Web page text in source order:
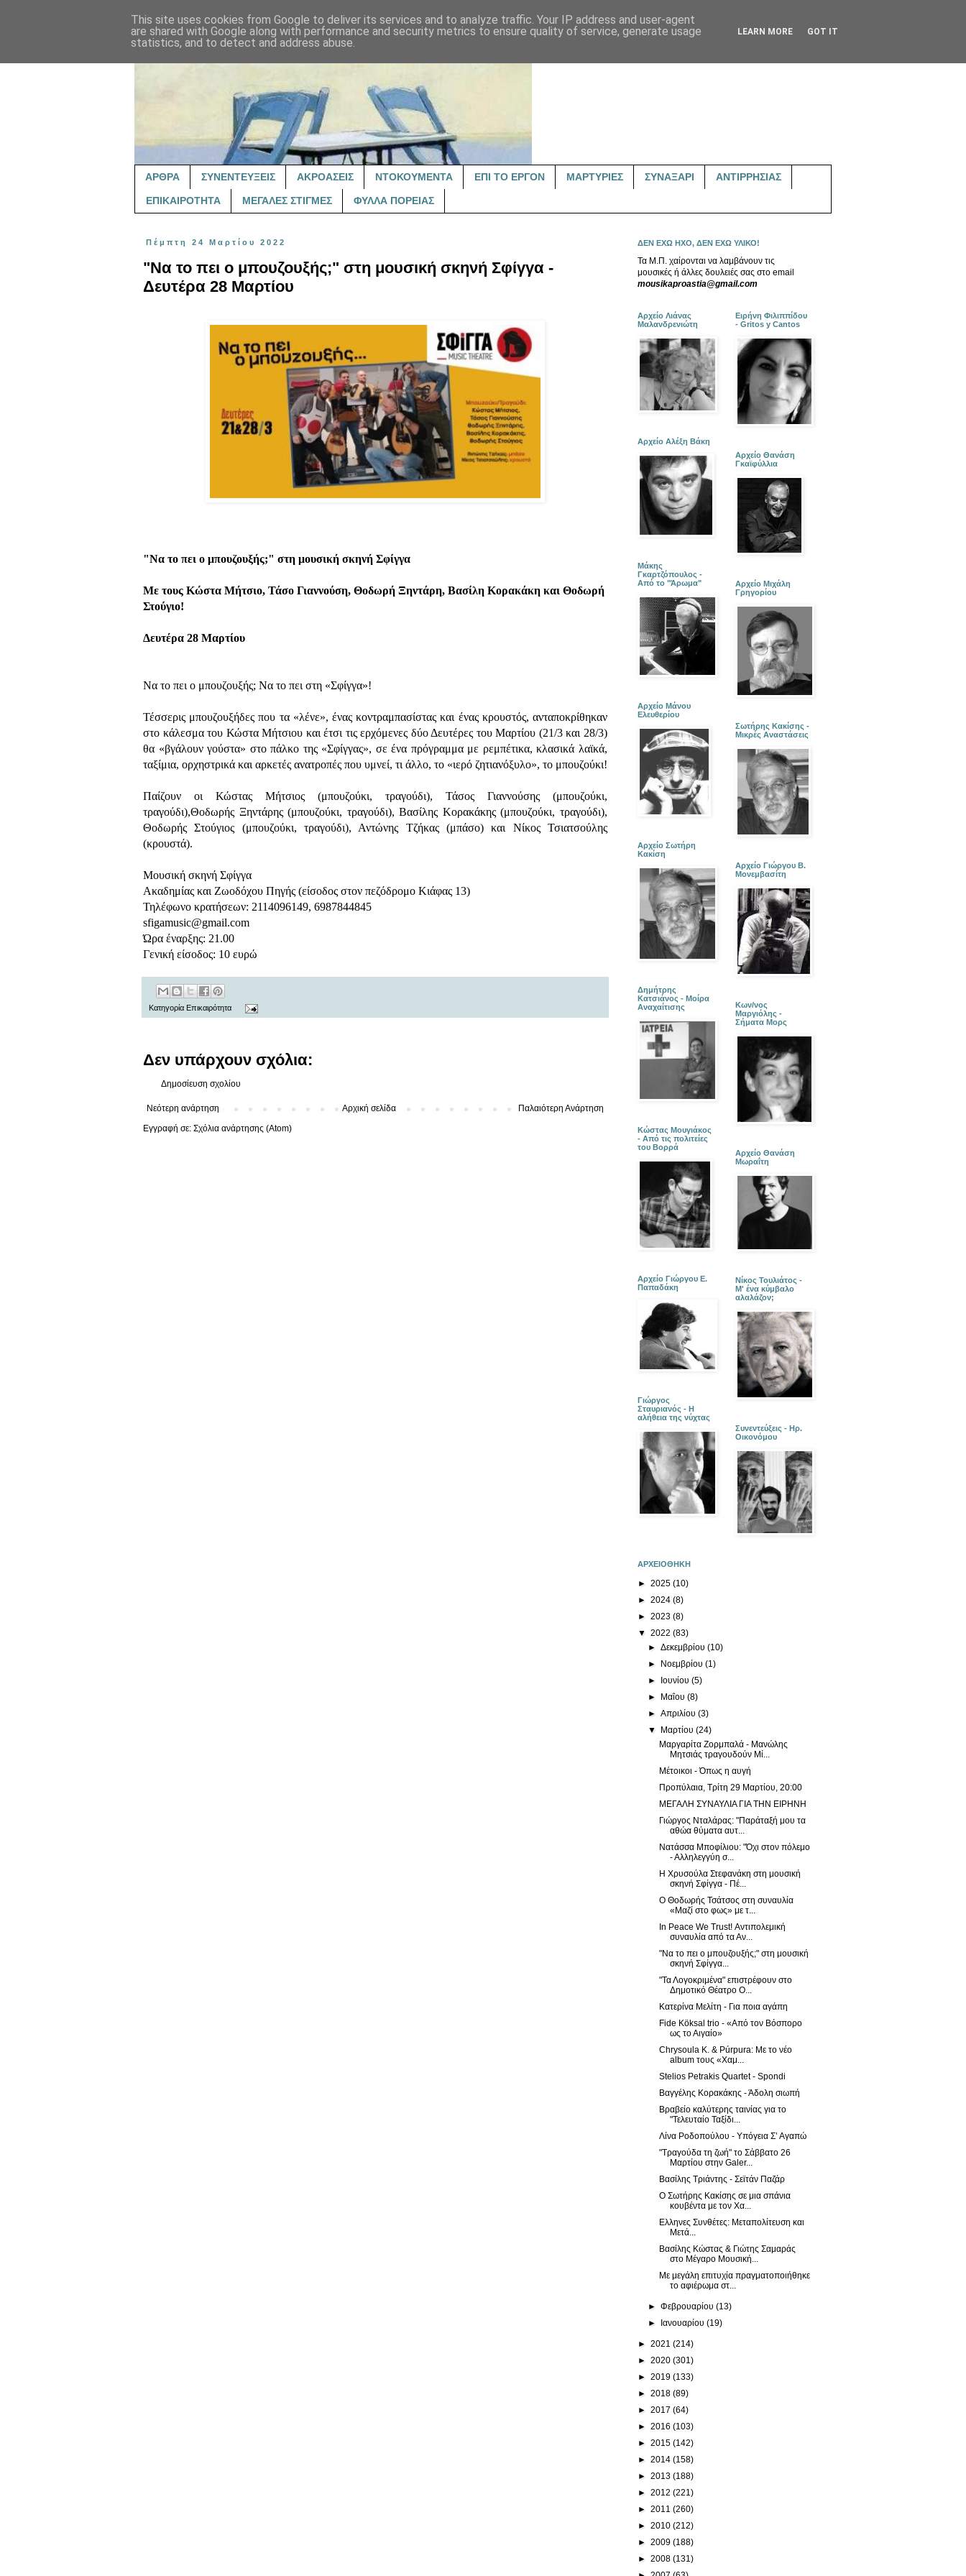
ΑΡΘΡΑ ΣΥΝΕΝΤΕΥΞΕΙΣ ΑΚΡΟΑΣΕΙΣ ΝΤΟΚΟΥΜΕΝΤΑ ΕΠΙ ΤΟ ΕΡΓΟΝ ΜΑΡΤΥΡΙΕΣ ΣΥΝΑΞΑΡΙ ΑΝΤΙΡΡΗΣΙΑΣ
ΕΠΙΚΑΙΡΟΤΗΤΑ ΜΕΓΑΛΕΣ ΣΤΙΓΜΕΣ ΦΥΛΛΑ ΠΟΡΕΙΑΣ
Πέμπτη 24 Μαρτίου 2022
"Να το πει ο μπουζουξής;" στη μουσική σκηνή Σφίγγα -
Δευτέρα 28 Μαρτίου
"Να το πει ο μπουζουξής;" στη μουσική σκηνή Σφίγγα
Με τους Κώστα Μήτσιο, Τάσο Γιαννούση, Θοδωρή Ξηντάρη, Βασίλη Κορακάκη και Θοδωρή
Στούγιο!
Δευτέρα 28 Μαρτίου
Να το πει ο μπουζουξής; Να το πει στη «Σφίγγα»!
Τέσσερις μπουζουξήδες που τα «λένε», ένας κοντραμπασίστας και ένας κρουστός, ανταποκρίθηκαν
στο κάλεσμα του Κώστα Μήτσιου και έτσι τις ερχόμενες δύο Δευτέρες του Μαρτίου (21/3 και 28/3)
θα «βγάλουν γούστα» στο πάλκο της «Σφίγγας», σε ένα πρόγραμμα με ρεμπέτικα, κλασικά λαϊκά,
ταξίμια, ορχηστρικά και αρκετές ανατροπές που υμνεί, τι άλλο, το «ιερό ζητιανόξυλο», το μπουζούκι!
Παίζουν οι Κώστας Μήτσιος (μπουζούκι, τραγούδι), Τάσος Γιαννούσης (μπουζούκι,
τραγούδι),Θοδωρής Ξηντάρης (μπουζούκι, τραγούδι), Βασίλης Κορακάκης (μπουζούκι, τραγούδι),
Θοδωρής Στούγιος (μπουζούκι, τραγούδι), Αντώνης Τζήκας (μπάσο) και Νίκος Τσιατσούλης
(κρουστά).
Μουσική σκηνή Σφίγγα
Ακαδημίας και Ζωοδόχου Πηγής (είσοδος στον πεζόδρομο Κιάφας 13)
Τηλέφωνο κρατήσεων: 2114096149, 6987844845
sfigamusic@gmail.com
Ώρα έναρξης: 21.00
Γενική είσοδος: 10 ευρώ
Κατηγορία Επικαιρότητα
Δεν υπάρχουν σχόλια:
Δημοσίευση σχολίου
Νεότερη ανάρτηση Παλαιότερη Ανάρτηση
Αρχική σελίδα
Εγγραφή σε: Σχόλια ανάρτησης (Atom)
ΔΕΝ ΕΧΩ ΗΧΟ, ΔΕΝ ΕΧΩ ΥΛΙΚΟ!
Τα Μ.Π. χαίρονται να λαμβάνουν τις
μουσικές ή άλλες δουλειές σας στο email
mousikaproastia@gmail.com
Αρχείο Λιάνας
Μαλανδρενιώτη
Αρχείο Αλέξη Βάκη
Μάκης
Γκαρτζόπουλος -
Από το "Άρωμα"
Αρχείο Μάνου
Ελευθερίου
Αρχείο Σωτήρη
Κακίση
Δημήτρης
Κατσιάνος - Μοίρα
Αναχαίτισης
Κώστας Μουγιάκος
- Από τις πολιτείες
του Βορρά
Αρχείο Γιώργου Ε.
Παπαδάκη
Γιώργος
Σταυριανός - Η
αλήθεια της νύχτας
Ειρήνη Φιλιππίδου
- Gritos y Cantos
Αρχείο Θανάση
Γκαϊφύλλια
Αρχείο Μιχάλη
Γρηγορίου
Σωτήρης Κακίσης -
Μικρές Αναστάσεις
Αρχείο Γιώργου Β.
Μονεμβασίτη
Κων/νος
Μαργιόλης -
Σήματα Μορς
Αρχείο Θανάση
Μωραΐτη
Νίκος Τουλιάτος -
Μ' ένα κύμβαλο
αλαλάζον;
Συνεντεύξεις - Ηρ.
Οικονόμου
ΑΡΧΕΙΟΘΗΚΗ
► 2025 (10)
► 2024 (8)
► 2023 (8)
▼ 2022 (83)
►Δεκεμβρίου(10)
► Νοεμβρίου(1)
► Ιουνίου(5)
► Μαΐου(8)
►Απριλίου(3)
▼ Μαρτίου(24)
Μαργαρίτα Ζορμπαλά - Μανώλης
Μητσιάς τραγουδούν Μί...
Μέτοικοι - Όπως η αυγή
Προπύλαια, Τρίτη 29 Μαρτίου, 20:00
ΜΕΓΑΛΗ ΣΥΝΑΥΛΙΑ ΓΙΑ ΤΗΝ ΕΙΡΗΝΗ
Γιώργος Νταλάρας: "Παράταξή μου τα
αθώα θύματα αυτ...
Νατάσσα Μποφίλιου: "Όχι στον πόλεμο
- Αλληλεγγύη σ...
Η Χρυσούλα Στεφανάκη στη μουσική
σκηνή Σφίγγα - Πέ...
O Θοδωρής Τσάτσος στη συναυλία
«Μαζί στο φως» με τ...
In Peace We Trust! Αντιπολεμική
συναυλία από τα Αν...
"Να το πει ο μπουζουξής;" στη μουσική
σκηνή Σφίγγα...
"Τα Λογοκριμένα" επιστρέφουν στο
Δημοτικό Θέατρο Ο...
Κατερίνα Μελίτη - Για ποια αγάπη
Fide Köksal trio - «Aπό τον Βόσπορο
ως το Αιγαίο»
Chrysoula K. & Púrpura: Με το νέο
album τους «Χαμ...
Stelios Petrakis Quartet - Spondi
Βαγγέλης Κορακάκης - Άδολη σιωπή
Βραβείο καλύτερης ταινίας για το
"Τελευταίο Ταξίδι...
Λίνα Ροδοπούλου - Υπόγεια Σ’ Αγαπώ
"Τραγούδα τη ζωή" το Σάββατο 26
Μαρτίου στην Galer...
Βασίλης Τριάντης - Σεϊτάν Παζάρ
Ο Σωτήρης Κακίσης σε μια σπάνια
κουβέντα με τον Χα...
Ελληνες Συνθέτες: Μεταπολίτευση και
Μετά...
Βασίλης Κώστας & Γιώτης Σαμαράς
στο Μέγαρο Μουσική...
Με μεγάλη επιτυχία πραγματοποιήθηκε
το αφιέρωμα στ...
►Φεβρουαρίου(13)
► Ιανουαρίου(19)
► 2021 (214)
► 2020 (301)
► 2019 (133)
► 2018 (89)
► 2017 (64)
► 2016 (103)
► 2015 (142)
► 2014 (158)
► 2013 (188)
► 2012 (221)
► 2011 (260)
► 2010 (212)
► 2009 (188)
► 2008 (131)
This site uses cookies from Google to deliver its services and to analyze traffic. Your IP address and user-agent
are shared with Google along with performance and security metrics to ensure quality of service, generate usage
statistics, and to detect and address abuse.
LEARN MORE GOT IT